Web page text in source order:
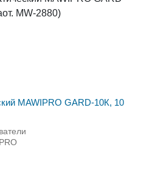
MAWIPRO GARD-10К, 10